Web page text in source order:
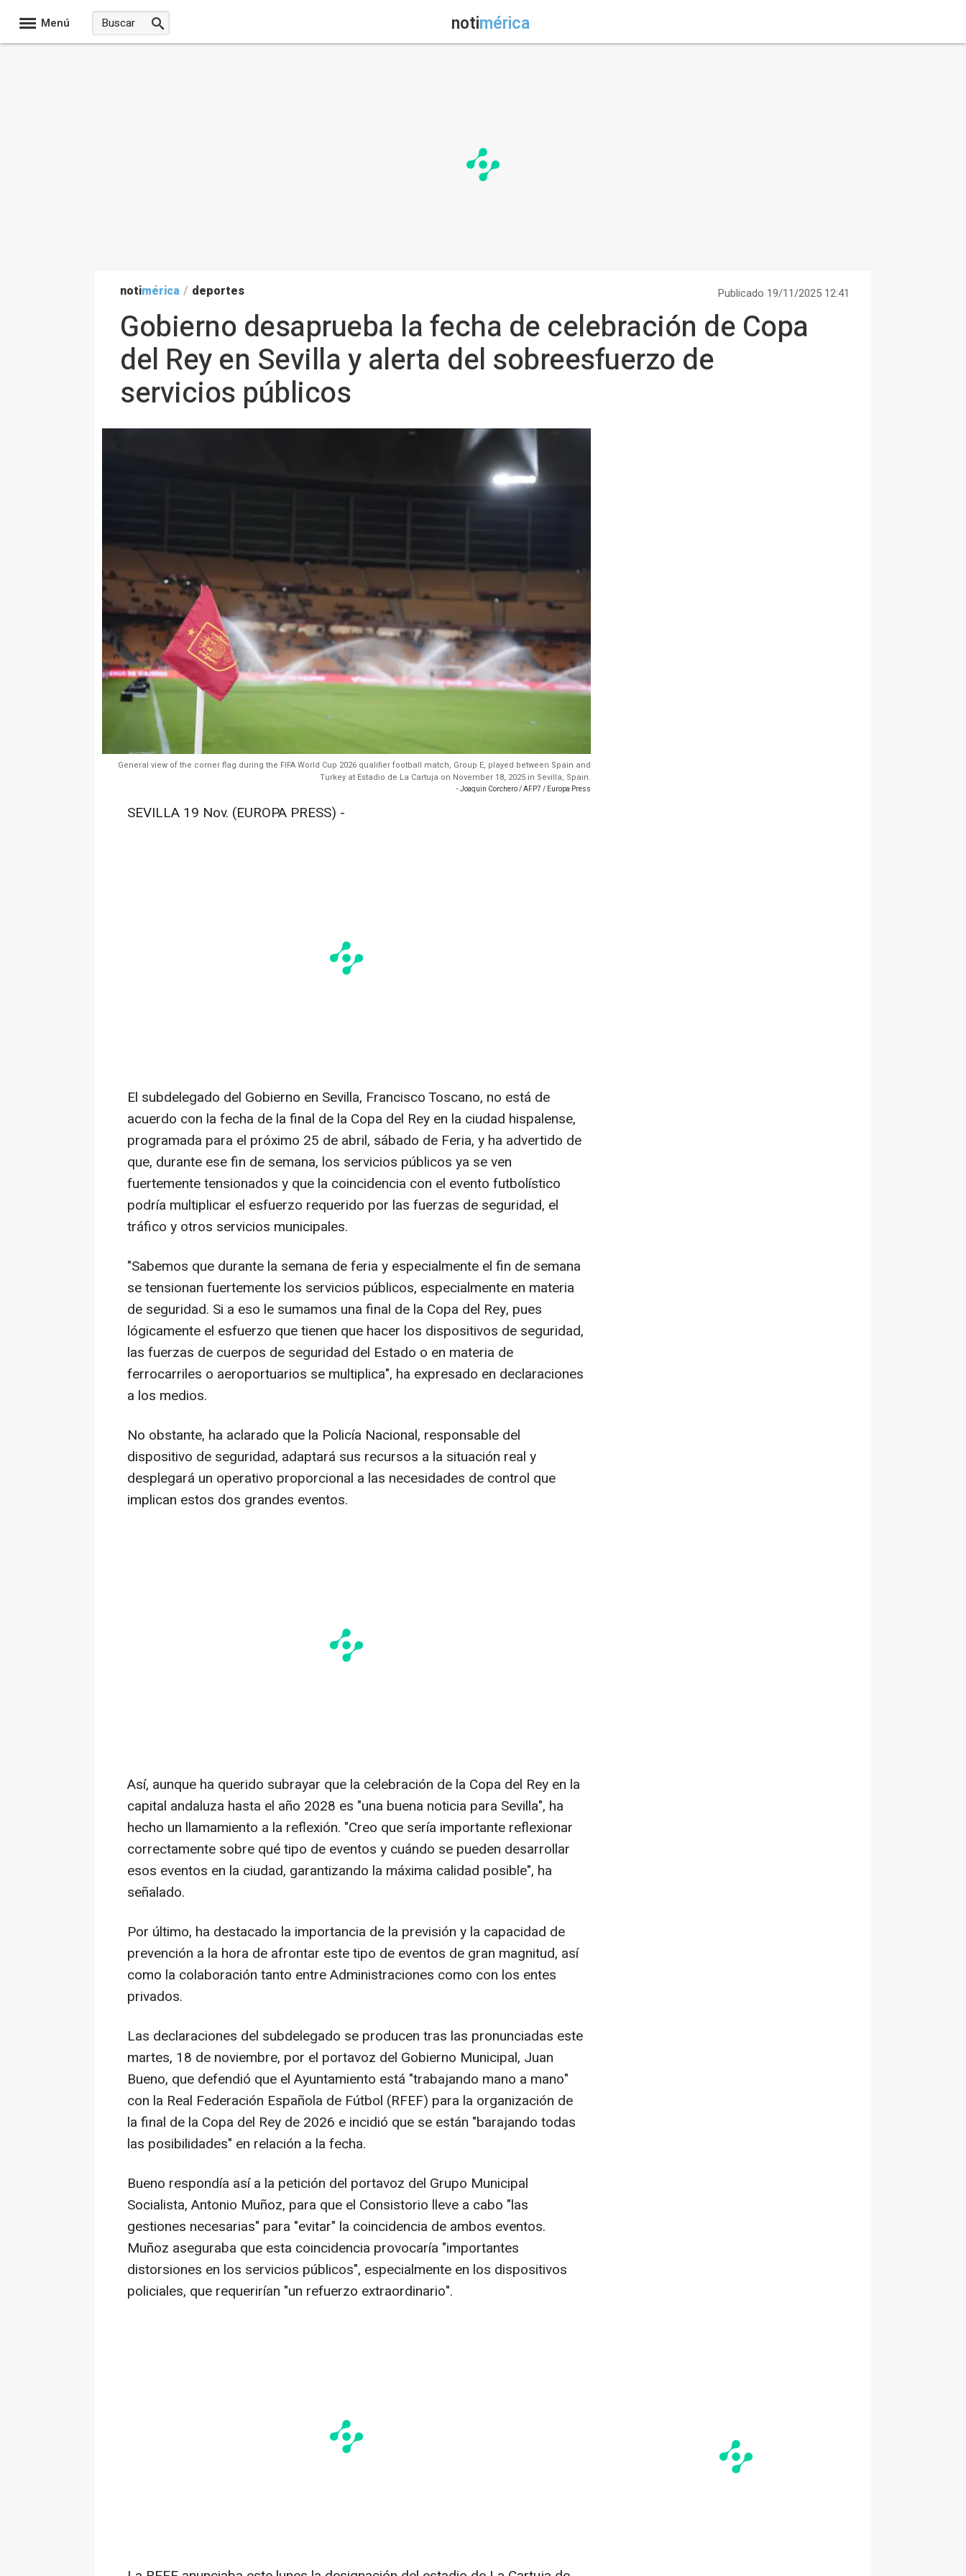
Menú notimérica
notimérica / deportes Publicado 19/11/2025 12:41
Gobierno desaprueba la fecha de celebración de Copa
del Rey en Sevilla y alerta del sobreesfuerzo de
servicios públicos
General view of the corner flag during the FIFA World Cup 2026 qualifier football match, Group E, played between Spain and
Turkey at Estadio de La Cartuja on November 18, 2025 in Sevilla, Spain.
- Joaquin Corchero / AFP7 / Europa Press
SEVILLA 19 Nov. (EUROPA PRESS) -
El subdelegado del Gobierno en Sevilla, Francisco Toscano, no está de
acuerdo con la fecha de la final de la Copa del Rey en la ciudad hispalense,
programada para el próximo 25 de abril, sábado de Feria, y ha advertido de
que, durante ese fin de semana, los servicios públicos ya se ven
fuertemente tensionados y que la coincidencia con el evento futbolístico
podría multiplicar el esfuerzo requerido por las fuerzas de seguridad, el
tráfico y otros servicios municipales.
"Sabemos que durante la semana de feria y especialmente el fin de semana
se tensionan fuertemente los servicios públicos, especialmente en materia
de seguridad. Si a eso le sumamos una final de la Copa del Rey, pues
lógicamente el esfuerzo que tienen que hacer los dispositivos de seguridad,
las fuerzas de cuerpos de seguridad del Estado o en materia de
ferrocarriles o aeroportuarios se multiplica", ha expresado en declaraciones
a los medios.
No obstante, ha aclarado que la Policía Nacional, responsable del
dispositivo de seguridad, adaptará sus recursos a la situación real y
desplegará un operativo proporcional a las necesidades de control que
implican estos dos grandes eventos.
Así, aunque ha querido subrayar que la celebración de la Copa del Rey en la
capital andaluza hasta el año 2028 es "una buena noticia para Sevilla", ha
hecho un llamamiento a la reflexión. "Creo que sería importante reflexionar
correctamente sobre qué tipo de eventos y cuándo se pueden desarrollar
esos eventos en la ciudad, garantizando la máxima calidad posible", ha
señalado.
Por último, ha destacado la importancia de la previsión y la capacidad de
prevención a la hora de afrontar este tipo de eventos de gran magnitud, así
como la colaboración tanto entre Administraciones como con los entes
privados.
Las declaraciones del subdelegado se producen tras las pronunciadas este
martes, 18 de noviembre, por el portavoz del Gobierno Municipal, Juan
Bueno, que defendió que el Ayuntamiento está "trabajando mano a mano"
con la Real Federación Española de Fútbol (RFEF) para la organización de
la final de la Copa del Rey de 2026 e incidió que se están "barajando todas
las posibilidades" en relación a la fecha.
Bueno respondía así a la petición del portavoz del Grupo Municipal
Socialista, Antonio Muñoz, para que el Consistorio lleve a cabo "las
gestiones necesarias" para "evitar" la coincidencia de ambos eventos.
Muñoz aseguraba que esta coincidencia provocaría "importantes
distorsiones en los servicios públicos", especialmente en los dispositivos
policiales, que requerirían "un refuerzo extraordinario".